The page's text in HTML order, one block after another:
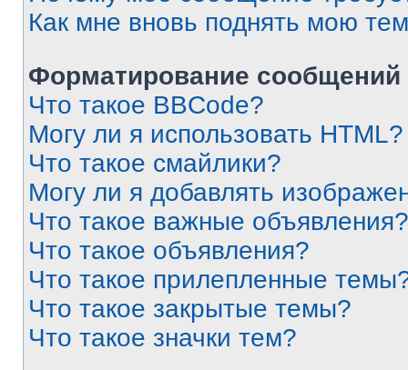
Как мне вновь поднять мою
Форматирование
Что такое BBCode?
Могу ли я использовать HTML?
Что такое смайлики?
Могу ли я добавлять
Что такое важные объявления?
Что такое объявления?
Что такое прилепленные
Что такое закрытые темы?
Что такое значки тем?